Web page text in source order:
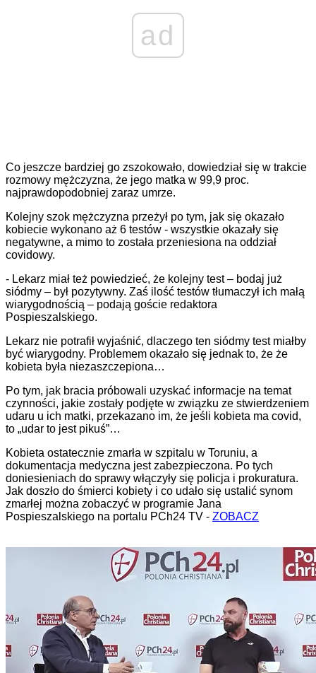
ad
Co jeszcze bardziej go zszokowało, dowiedział się w trakcie
rozmowy mężczyzna, że jego matka w 99,9 proc.
najprawdopodobniej zaraz umrze.
Kolejny szok mężczyzna przeżył po tym, jak się okazało
kobiecie wykonano aż 6 testów - wszystkie okazały się
negatywne, a mimo to została przeniesiona na oddział
covidowy.
- Lekarz miał też powiedzieć, że kolejny test – bodaj już
siódmy – był pozytywny. Zaś ilość testów tłumaczył ich małą
wiarygodnością – podają goście redaktora
Pospieszalskiego.
Lekarz nie potrafił wyjaśnić, dlaczego ten siódmy test miałby
być wiarygodny. Problemem okazało się jednak to, że że
kobieta była niezaszczepiona…
Po tym, jak bracia próbowali uzyskać informacje na temat
czynności, jakie zostały podjęte w związku ze stwierdzeniem
udaru u ich matki, przekazano im, że jeśli kobieta ma covid,
to „udar to jest pikuś”…
Kobieta ostatecznie zmarła w szpitalu w Toruniu, a
dokumentacja medyczna jest zabezpieczona. Po tych
doniesieniach do sprawy włączyły się policja i prokuratura.
Jak doszło do śmierci kobiety i co udało się ustalić synom
zmarłej można zobaczyć w programie Jana
Pospieszalskiego na portalu PCh24 TV - ZOBACZ